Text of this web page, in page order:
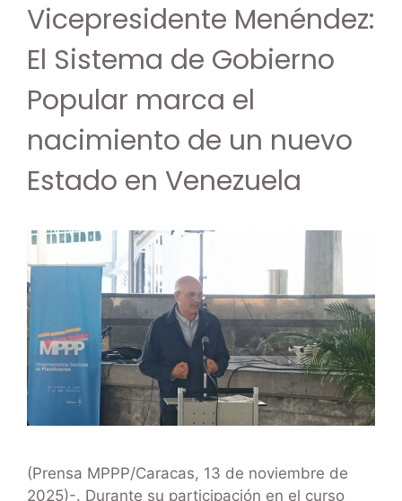
Vicepresidente Menéndez:
El Sistema de Gobierno
Popular marca el
nacimiento de un nuevo
Estado en Venezuela
(Prensa MPPP/Caracas, 13 de noviembre de
2025)-. Durante su participación en el curso